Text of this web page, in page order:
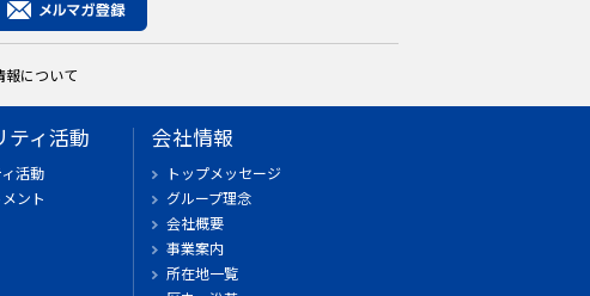
報について
ティ活動
活動
ント
会社情報
トップメッセージ
グループ理念
会社概要
事業案内
所在地一覧